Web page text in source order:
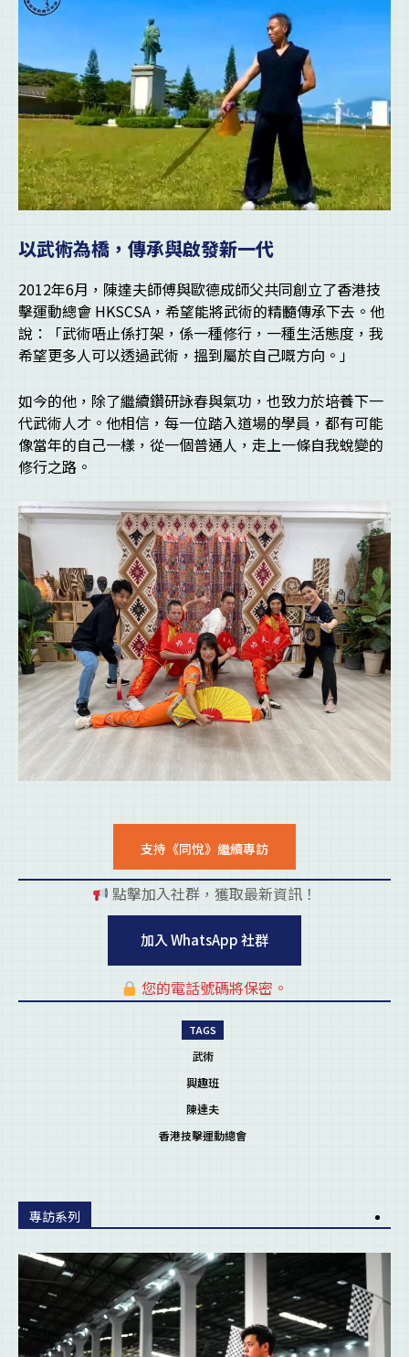
以武術為橋，傳承與啟發新一代
2012年6月，陳達夫師傅與歐德成師父共同創立了香港技
擊運動總會 HKSCSA，希望能將武術的精髓傳承下去。他
說：「武術唔止係打架，係一種修行，一種生活態度，我
希望更多人可以透過武術，搵到屬於自己嘅方向。」
如今的他，除了繼續鑽研詠春與氣功，也致力於培養下一
代武術人才。他相信，每一位踏入道場的學員，都有可能
像當年的自己一樣，從一個普通人，走上一條自我蛻變的
修行之路。
支持《同悅》繼續專訪
點擊加入社群，獲取最新資訊！
加入 WhatsApp 社群
您的電話號碼將保密。
TAGS
武術
興趣班
陳達夫
香港技擊運動總會
專訪系列